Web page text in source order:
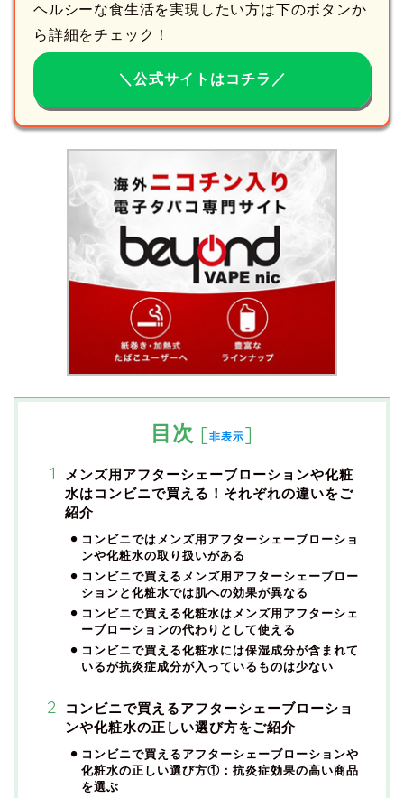
ヘルシーな食生活を実現したい方は下のボタンか
ら詳細をチェック！
＼公式サイトはコチラ／
目次 [非表示]
メンズ用アフターシェーブローションや化粧
水はコンビニで買える！それぞれの違いをご
紹介
コンビニではメンズ用アフターシェーブローショ
ンや化粧水の取り扱いがある
コンビニで買えるメンズ用アフターシェーブロー
ションと化粧水では肌への効果が異なる
コンビニで買える化粧水はメンズ用アフターシェ
ーブローションの代わりとして使える
コンビニで買える化粧水には保湿成分が含まれて
いるが抗炎症成分が入っているものは少ない
コンビニで買えるアフターシェーブローショ
ンや化粧水の正しい選び方をご紹介
コンビニで買えるアフターシェーブローションや
化粧水の正しい選び方①：抗炎症効果の高い商品
を選ぶ